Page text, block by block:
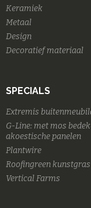
Keramiek
Metaal
Design
Decoratief materiaal
SPECIALS
Extremis
G-Line: met mos
akoestische panelen
Plantwire
Roofingreen kunstgras
Vertical Farms